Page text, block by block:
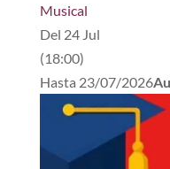
Musical
Del 24 Jul
(18:00)
Hasta 23/07/2026